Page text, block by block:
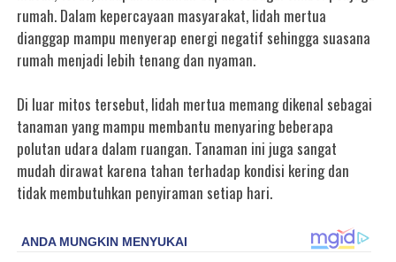
rumah. Dalam kepercayaan masyarakat, lidah mertua
dianggap mampu menyerap energi negatif sehingga suasana
rumah menjadi lebih tenang dan nyaman.
Di luar mitos tersebut, lidah mertua memang dikenal sebagai
tanaman yang mampu membantu menyaring beberapa
polutan udara dalam ruangan. Tanaman ini juga sangat
mudah dirawat karena tahan terhadap kondisi kering dan
tidak membutuhkan penyiraman setiap hari.